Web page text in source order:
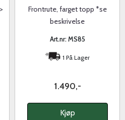
Frontrute, farget topp *se
beskrivelse
Art.nr: MS85
1 På Lager
1.490,-
Kjøp